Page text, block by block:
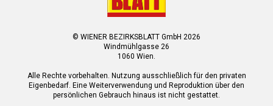
© WIENER BEZIRKSBLATT GmbH 2026
Windmühlgasse 26
1060 Wien.
Alle Rechte vorbehalten. Nutzung ausschließlich für den privaten
Eigenbedarf. Eine Weiterverwendung und Reproduktion über den
persönlichen Gebrauch hinaus ist nicht gestattet.